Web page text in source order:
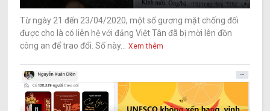
Từ ngày 21 đến 23/04/2020, một số gương mặt chống đối
được cho là có liên hệ với đảng Việt Tân đã bị mời lên đồn
công an để trao đổi. Số này...
Xem thêm
8